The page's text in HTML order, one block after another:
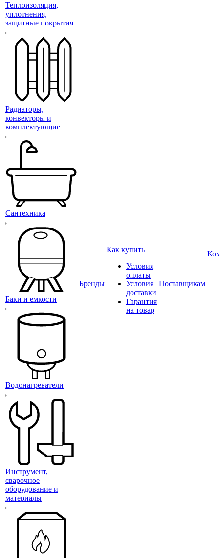
Теплоизоляция,
уплотнения,
защитные покрытия
Радиаторы,
конвекторы и
комплектующие
Сантехника
Баки и емкости
Водонагреватели
Инструмент,
сварочное
оборудование и
материалы
Бренды
Как купить
Условия
оплаты
Условия
доставки
Гарантия
на товар
Поставщикам